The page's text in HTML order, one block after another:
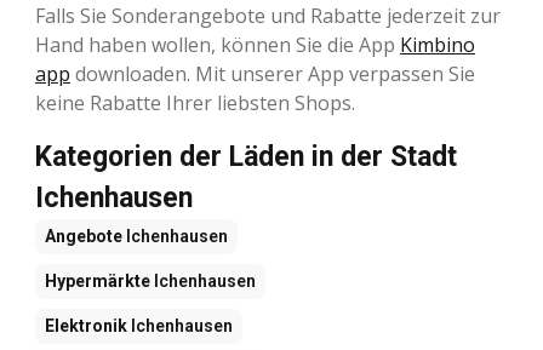
Falls Sie Sonderangebote und Rabatte jederzeit zur
Hand haben wollen, können Sie die App Kimbino
app downloaden. Mit unserer App verpassen Sie
keine Rabatte Ihrer liebsten Shops.
Kategorien der Läden in der Stadt
Ichenhausen
Angebote Ichenhausen
Hypermärkte Ichenhausen
Elektronik Ichenhausen